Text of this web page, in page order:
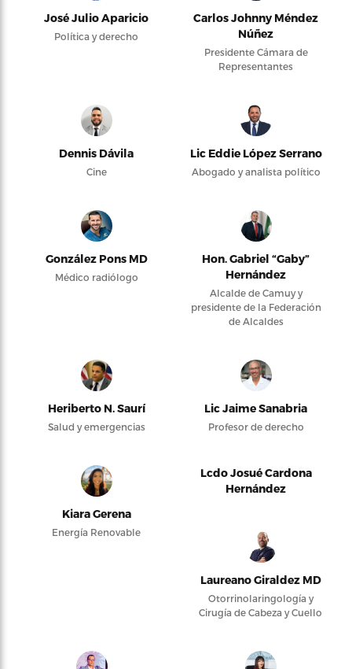
José Julio Aparicio
Política y derecho
Carlos Johnny Méndez
Núñez
Presidente Cámara de
Representantes
Dennis Dávila
Cine
Lic Eddie López Serrano
Abogado y analista político
González Pons MD
Médico radiólogo
Hon. Gabriel “Gaby”
Hernández
Alcalde de Camuy y
presidente de la Federación
de Alcaldes
Heriberto N. Saurí
Salud y emergencias
Lic Jaime Sanabria
Profesor de derecho
Kiara Gerena
Energía Renovable
Lcdo Josué Cardona
Hernández
Laureano Giraldez MD
Otorrinolaringología y
Cirugía de Cabeza y Cuello